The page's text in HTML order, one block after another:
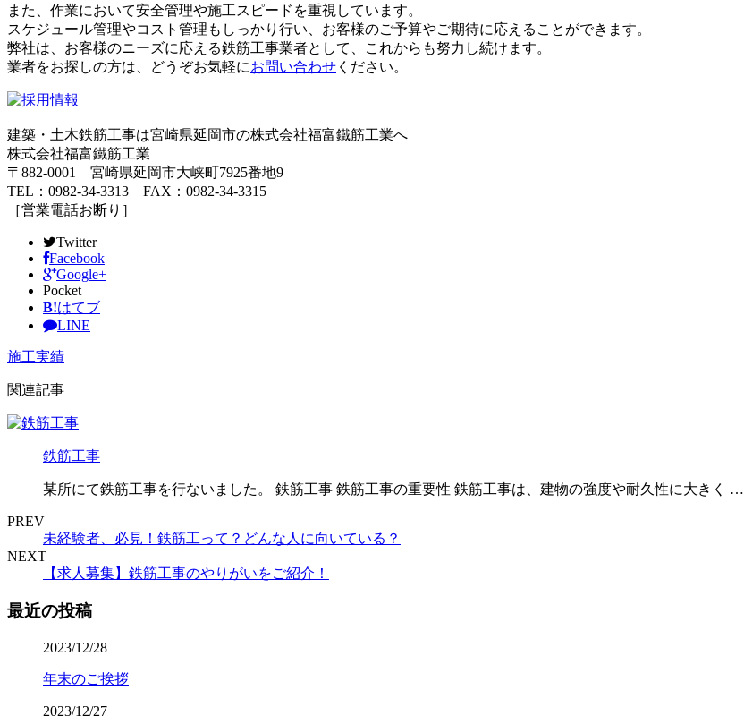
また、作業において安全管理や施工スピードを重視しています。
スケジュール管理やコスト管理もしっかり行い、お客様のご予算やご期待に応えることができます。
弊社は、お客様のニーズに応える鉄筋工事業者として、これからも努力し続けます。
業者をお探しの方は、どうぞお気軽にお問い合わせ ください。
建築・土木鉄筋工事は宮崎県延岡市の株式会社福富鐵筋工業へ
株式会社福富鐵筋工業
〒882-0001 宮崎県延岡市大峡町7925番地9
TEL：0982-34-3313 FAX：0982-34-3315
［営業電話お断り］
Twitter
Facebook
Google+
Pocket
B!はてブ
LINE
施工実績
関連記事
鉄筋工事
某所にて鉄筋工事を行ないました。 鉄筋工事 鉄筋工事の重要性 鉄筋工事は、建物の強度や耐久性に大きく …
PREV
未経験者、必見！鉄筋工って？どんな人に向いている？
NEXT
【求人募集】鉄筋工事のやりがいをご紹介！
最近の投稿
2023/12/28
年末のご挨拶
2023/12/27